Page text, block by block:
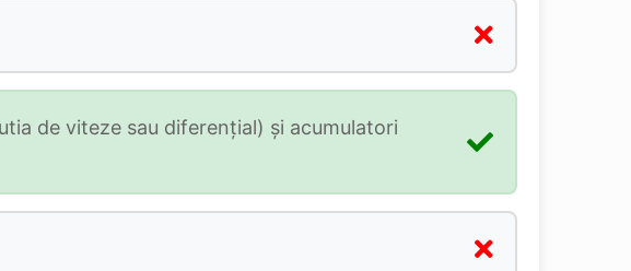
de viteze sau diferenţial) şi acumulatori